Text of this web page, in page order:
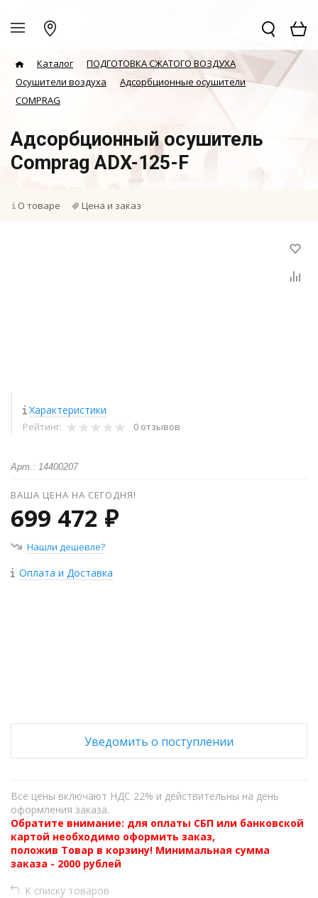
Каталог
ПОДГОТОВКА СЖАТОГО ВОЗДУХА
Осушители воздуха
Адсорбционные осушители
COMPRAG
Адсорбционный осушитель
Comprag ADX-125-F
О товаре Цена и заказ
Характеристики
Рейтинг: 0 отзывов
Арт.: 14400207
ВАША ЦЕНА НА СЕГОДНЯ!
699 472 ₽
Нашли дешевле?
Оплата и Доставка
Уведомить о поступлении
Все цены включают НДС 22% и действительны на день
оформления заказа.
Обратите внимание: для оплаты СБП или банковской
картой необходимо оформить заказ,
положив Товар в корзину! Минимальная сумма
заказа - 2000 рублей
К списку товаров